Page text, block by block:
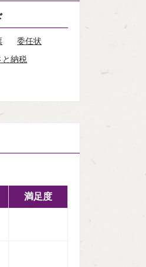
委任状
と納税
満足度